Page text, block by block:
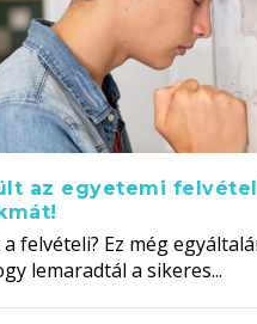
az egyetemi
felvételi? Ez még
lemaradtál a sikeres...